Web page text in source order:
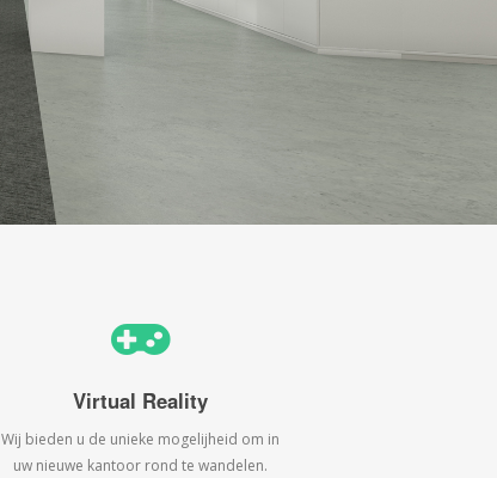
Virtual Reality
Wij bieden u de unieke mogelijheid om in
uw nieuwe kantoor rond te wandelen.